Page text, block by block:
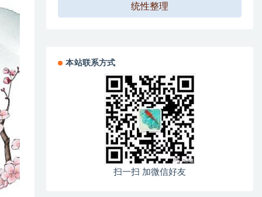
统性整理
本站联系方式
扫一扫 加微信好友